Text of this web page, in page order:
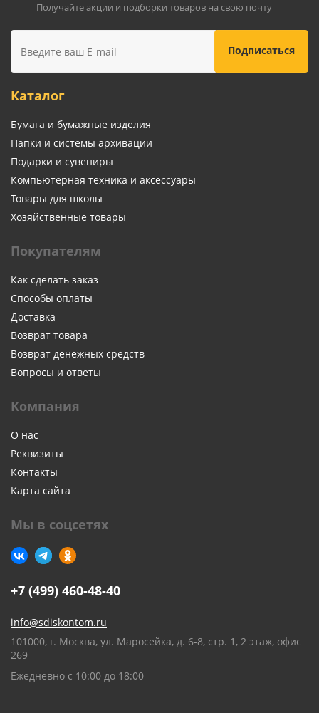
Получайте акции и подборки товаров на свою почту
Каталог
Бумага и бумажные изделия
Папки и системы архивации
Подарки и сувениры
Компьютерная техника и аксессуары
Товары для школы
Хозяйственные товары
Покупателям
Как сделать заказ
Способы оплаты
Доставка
Возврат товара
Возврат денежных средств
Вопросы и ответы
Компания
О нас
Реквизиты
Контакты
Карта сайта
Мы в соцсетях
+7 (499) 460-48-40
info@sdiskontom.ru
101000, г. Москва, ул. Маросейка, д. 6-8, стр. 1, 2 этаж, офис
269
Ежедневно с 10:00 до 18:00